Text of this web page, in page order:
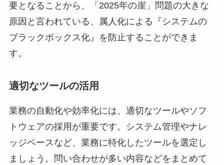
要となることから、「2025年の崖」問題の大きな
原因と言われている、属人化による『システムの
ブラックボックス化』を防止することができま
す。
適切なツールの活用
業務の自動化や効率化には、適切なツールやソフ
トウェアの採用が重要です。システム管理やナレ
ッジベースなど、業務に特化したツールを選定し
ましょう。問い合わせが多い内容などをまとめて